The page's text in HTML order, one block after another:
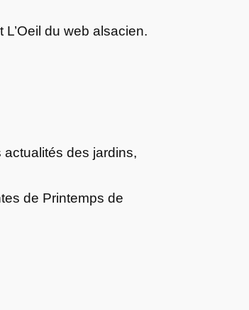
du web alsacien.
actualités des jardins,
de Printemps de